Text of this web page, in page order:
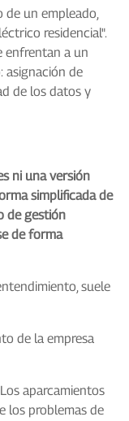
de un empleado,
residencial".
enfrentan a un
asignación de
de los datos y
ni una versión
simplificada de
de gestión
de forma
suele
de la empresa
aparcamientos
los problemas de